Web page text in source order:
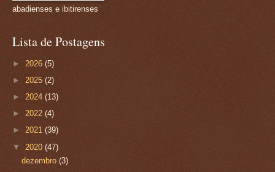
abadienses e ibitirenses
Lista de Postagens
► 2026 (5)
► 2025 (2)
► 2024 (13)
► 2022 (4)
► 2021 (39)
▼ 2020 (47)
dezembro(3)